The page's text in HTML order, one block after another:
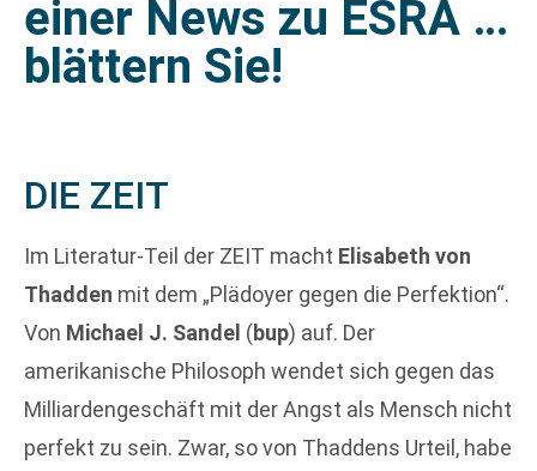
einer News zu ESRA …
blättern Sie!
DIE ZEIT
Im Literatur-Teil der ZEIT macht Elisabeth von
Thadden mit dem „Plädoyer gegen die Perfektion“.
Von Michael J. Sandel (bup) auf. Der
amerikanische Philosoph wendet sich gegen das
Milliardengeschäft mit der Angst als Mensch nicht
perfekt zu sein. Zwar, so von Thaddens Urteil, habe